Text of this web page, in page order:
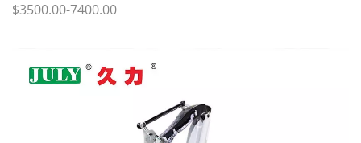
$3500.00-7400.00